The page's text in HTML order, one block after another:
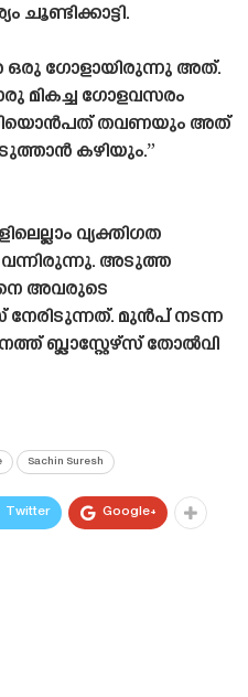
ചൂണ്ടിക്കാട്ടി.
ഒരു ഗോളായിരുന്നു അത്.
മികച്ച ഗോളവസരം
തവണയും അത്
കഴിയും.”
വ്യക്തിഗത
വന്നിരുന്നു. അടുത്ത
അവരുടെ
നേരിടുന്നത്. മുൻപ് നടന്ന
ബ്ലാസ്റ്റേഴ്‌സ് തോൽവി
Sachin Suresh
Twitter Google+